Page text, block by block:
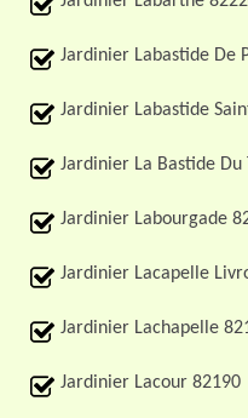
Jardinier Labastide De
Jardinier Labastide
Jardinier La Bastide Du
Jardinier Labourgade
Jardinier Lacapelle
Jardinier Lachapelle
Jardinier Lacour 82190